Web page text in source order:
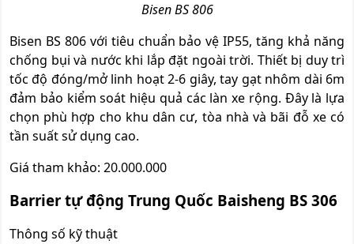
Bisen BS 806
Bisen BS 806 với tiêu chuẩn bảo vệ IP55, tăng khả năng
chống bụi và nước khi lắp đặt ngoài trời. Thiết bị duy trì
tốc độ đóng/mở linh hoạt 2-6 giây, tay gạt nhôm dài 6m
đảm bảo kiểm soát hiệu quả các làn xe rộng. Đây là lựa
chọn phù hợp cho khu dân cư, tòa nhà và bãi đỗ xe có
tần suất sử dụng cao.
Giá tham khảo: 20.000.000
Barrier tự động Trung Quốc Baisheng BS 306
Thông số kỹ thuật